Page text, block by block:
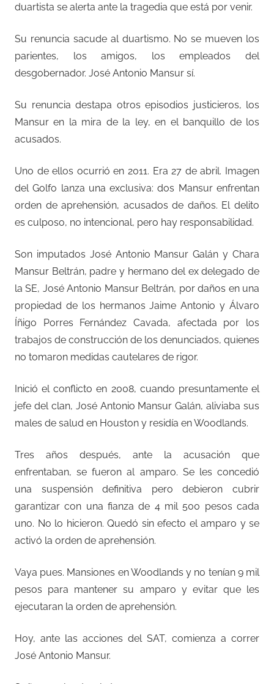
duartista se alerta ante la tragedia que está por venir.
Su renuncia sacude al duartismo. No se mueven los
parientes, los amigos, los empleados del
desgobernador. José Antonio Mansur sí.
Su renuncia destapa otros episodios justicieros, los
Mansur en la mira de la ley, en el banquillo de los
acusados.
Uno de ellos ocurrió en 2011. Era 27 de abril. Imagen
del Golfo lanza una exclusiva: dos Mansur enfrentan
orden de aprehensión, acusados de daños. El delito
es culposo, no intencional, pero hay responsabilidad.
Son imputados José Antonio Mansur Galán y Chara
Mansur Beltrán, padre y hermano del ex delegado de
la SE, José Antonio Mansur Beltrán, por daños en una
propiedad de los hermanos Jaime Antonio y Álvaro
Íñigo Porres Fernández Cavada, afectada por los
trabajos de construcción de los denunciados, quienes
no tomaron medidas cautelares de rigor.
Inició el conflicto en 2008, cuando presuntamente el
jefe del clan, José Antonio Mansur Galán, aliviaba sus
males de salud en Houston y residía en Woodlands.
Tres años después, ante la acusación que
enfrentaban, se fueron al amparo. Se les concedió
una suspensión definitiva pero debieron cubrir
garantizar con una fianza de 4 mil 500 pesos cada
uno. No lo hicieron. Quedó sin efecto el amparo y se
activó la orden de aprehensión.
Vaya pues. Mansiones en Woodlands y no tenían 9 mil
pesos para mantener su amparo y evitar que les
ejecutaran la orden de aprehensión.
Hoy, ante las acciones del SAT, comienza a correr
José Antonio Mansur.